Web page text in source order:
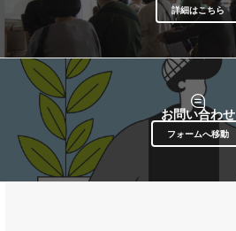
詳細はこちら
お問い合わせ
フォームへ移動